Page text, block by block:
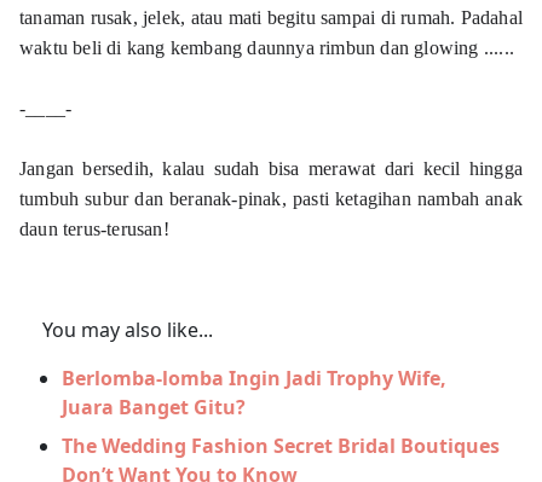
tanaman rusak, jelek, atau mati begitu sampai di rumah. Padahal
waktu beli di kang kembang daunnya rimbun dan glowing ......
-____-
Jangan bersedih, kalau sudah bisa merawat dari kecil hingga
tumbuh subur dan beranak-pinak, pasti ketagihan nambah anak
daun terus-terusan!
You may also like...
Berlomba-lomba Ingin Jadi Trophy Wife,
Juara Banget Gitu?
The Wedding Fashion Secret Bridal Boutiques
Don’t Want You to Know